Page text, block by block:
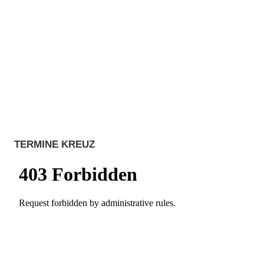
TERMINE KREUZ